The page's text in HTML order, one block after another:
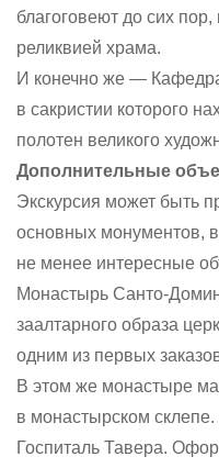
благоговеют до сих
реликвией храма.
И конечно же —
в сакристии которого
полотен великого
Дополнительные
Экскурсия может быть
основных монументов,
не менее интересные
Монастырь Санто-
заалтарного образа
одним из первых
В этом же монастыре
в монастырском склепе.
Госпиталь Тавера.